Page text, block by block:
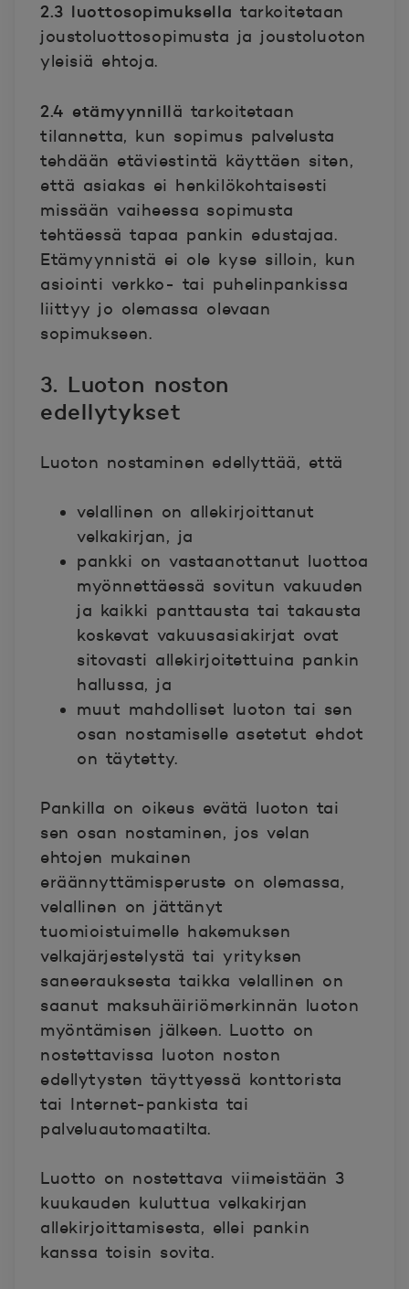
2.3 luottosopimuksellatarkoitetaan
joustoluottosopimusta ja joustoluoton
yleisiä ehtoja.
2.4 etämyynnillä tarkoitetaan
tilannetta, kun sopimus palvelusta
tehdään etäviestintä käyttäen siten,
että asiakas ei henkilökohtaisesti
missään vaiheessa sopimusta
tehtäessä tapaa pankin edustajaa.
Etämyynnistä ei ole kyse silloin, kun
asiointi verkko- tai puhelinpankissa
liittyy jo olemassa olevaan
sopimukseen.
3. Luoton noston
edellytykset
Luoton nostaminen edellyttää, että
velallinen on allekirjoittanut
velkakirjan, ja
pankki on vastaanottanut luottoa
myönnettäessä sovitun vakuuden
ja kaikki panttausta tai takausta
koskevat vakuusasiakirjat ovat
sitovasti allekirjoitettuina pankin
hallussa, ja
muut mahdolliset luoton tai sen
osan nostamiselle asetetut ehdot
on täytetty.
Pankilla on oikeus evätä luoton tai
sen osan nostaminen, jos velan
ehtojen mukainen
eräännyttämisperuste on olemassa,
velallinen on jättänyt
tuomioistuimelle hakemuksen
velkajärjestelystä tai yrityksen
saneerauksesta taikka velallinen on
saanut maksuhäiriömerkinnän luoton
myöntämisen jälkeen. Luotto on
nostettavissa luoton noston
edellytysten täyttyessä konttorista
tai Internet-pankista tai
palveluautomaatilta.
Luotto on nostettava viimeistään 3
kuukauden kuluttua velkakirjan
allekirjoittamisesta, ellei pankin
kanssa toisin sovita.